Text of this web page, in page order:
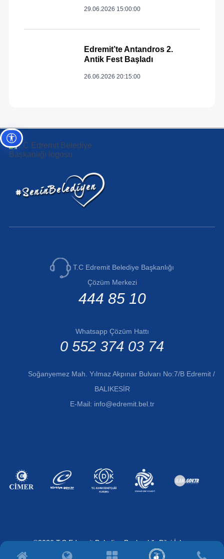
29.06.2026 15:00:00
Edremit’te Antandros 2.
Antik Fest Başladı
26.06.2026 20:15:00
T.C Edremit Belediye Başkanlığı
Çözüm Merkezi
444 85 10
Whatsapp Çözüm Hattı
0 552 374 03 74
Soğanyemez Mah. Yılmaz Akpınar Bulvarı No:7/B Edremit /
BALIKESİR
E-Mail: info@edremit.bel.tr
©2026 T.C Edremit Belediye Başkanlığı Bilgi İşlem
Müdürlüğü | Tüm Hakları Saklıdır.
Erişilebilirlik ayarları